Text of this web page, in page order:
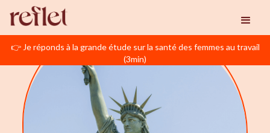
👉 Je réponds à la grande étude sur la santé des femmes au travail
(3min)